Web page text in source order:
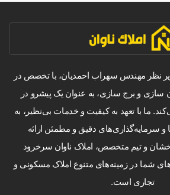
نظر مهندس سهراب احمدیان، با تخصص در
سازی و برج سازی، به عنوان یک پیشرو در
ما با تعهد به کیفیت و خدمات بی‌نظیر، به
و سرمایه‌گذاری‌های دقیق و مطمئن ارائه
و تیم متخصص، املاک ناوان سرخرود
شما در زمینه‌های متنوع املاک مسکونی و
تجاری است.